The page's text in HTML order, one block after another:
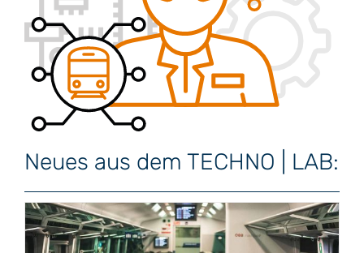
Neues aus dem TECHNO | LAB: